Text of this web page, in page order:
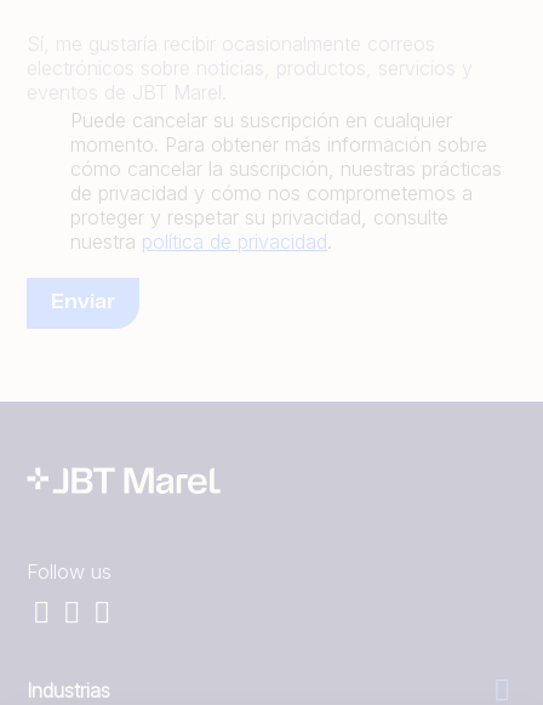
Sí, me gustaría recibir ocasionalmente correos
electrónicos sobre noticias, productos, servicios y
eventos de JBT Marel.
Puede cancelar su suscripción en cualquier
momento. Para obtener más información sobre
cómo cancelar la suscripción, nuestras prácticas
de privacidad y cómo nos comprometemos a
proteger y respetar su privacidad, consulte
nuestra política de privacidad.
Follow us
Industrias